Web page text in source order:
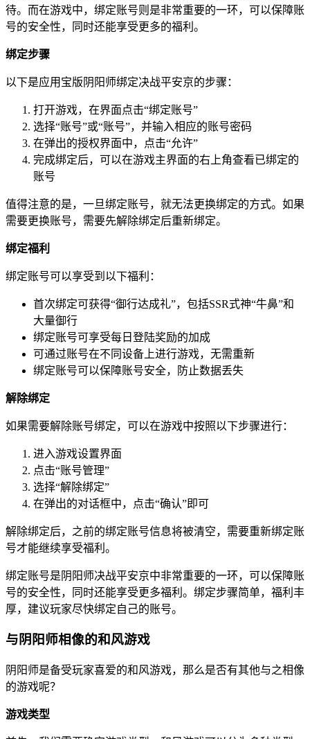
待。而在游戏中，绑定账号则是非常重要的一环，可以保障账
号的安全性，同时还能享受更多的福利。
绑定步骤
以下是应用宝版阴阳师绑定决战平安京的步骤：
打开游戏，在界面点击“绑定账号”
选择“账号”或“账号”，并输入相应的账号密码
在弹出的授权界面中，点击“允许”
完成绑定后，可以在游戏主界面的右上角查看已绑定的
账号
值得注意的是，一旦绑定账号，就无法更换绑定的方式。如果
需要更换账号，需要先解除绑定后重新绑定。
绑定福利
绑定账号可以享受到以下福利：
首次绑定可获得“御行达成礼”，包括SSR式神“牛鼻”和
大量御行
绑定账号可享受每日登陆奖励的加成
可通过账号在不同设备上进行游戏，无需重新
绑定账号可以保障账号安全，防止数据丢失
解除绑定
如果需要解除账号绑定，可以在游戏中按照以下步骤进行：
进入游戏设置界面
点击“账号管理”
选择“解除绑定”
在弹出的对话框中，点击“确认”即可
解除绑定后，之前的绑定账号信息将被清空，需要重新绑定账
号才能继续享受福利。
绑定账号是阴阳师决战平安京中非常重要的一环，可以保障账
号的安全性，同时还能享受更多福利。绑定步骤简单，福利丰
厚，建议玩家尽快绑定自己的账号。
与阴阳师相像的和风游戏
阴阳师是备受玩家喜爱的和风游戏，那么是否有其他与之相像
的游戏呢？
游戏类型